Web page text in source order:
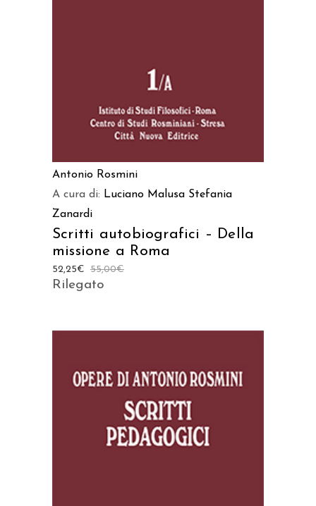
Antonio Rosmini
A cura di: Luciano Malusa Stefania
Zanardi
Scritti autobiografici – Della
missione a Roma
55,00€
52,25€
Rilegato